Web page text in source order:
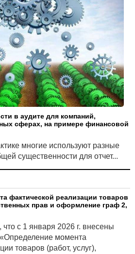
используется
дисконтирования, которая
процентной ставки).
в аудите для компаний,
сферах, на примере финансовой
многие используют разные
существенности для отчет...
фактической реализации товаров
прав и оформление граф 2,
с 1 января 2026 г. внесены
«Определение момента
товаров (работ, услуг),